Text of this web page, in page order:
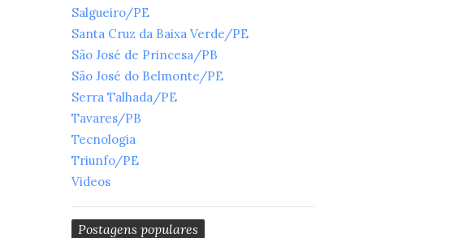
Salgueiro/PE
Santa Cruz da Baixa Verde/PE
São José de Princesa/PB
São José do Belmonte/PE
Serra Talhada/PE
Tavares/PB
Tecnologia
Triunfo/PE
Videos
Postagens populares